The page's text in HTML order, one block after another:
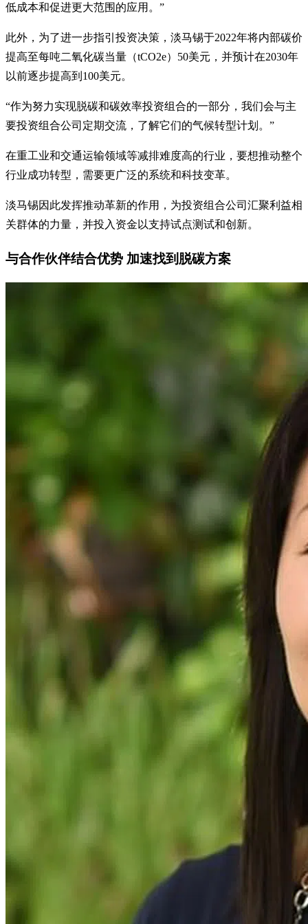
低成本和促进更大范围的应用。”
此外，为了进一步指引投资决策，淡马锡于2022年将内部碳价
提高至每吨二氧化碳当量（tCO2e）50美元，并预计在2030年
以前逐步提高到100美元。
“作为努力实现脱碳和碳效率投资组合的一部分，我们会与主
要投资组合公司定期交流，了解它们的气候转型计划。”
在重工业和交通运输领域等减排难度高的行业，要想推动整个
行业成功转型，需要更广泛的系统和科技变革。
淡马锡因此发挥推动革新的作用，为投资组合公司汇聚利益相
关群体的力量，并投入资金以支持试点测试和创新。
与合作伙伴结合优势 加速找到脱碳方案